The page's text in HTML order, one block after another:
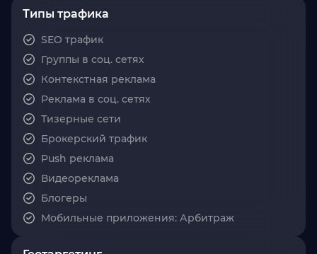
Типы трафика
SEO трафик
Группы в соц. сетях
Контекстная реклама
Реклама в соц. сетях
Тизерные сети
Брокерский трафик
Push реклама
Видеореклама
Блогеры
Мобильные приложения: Арбитраж